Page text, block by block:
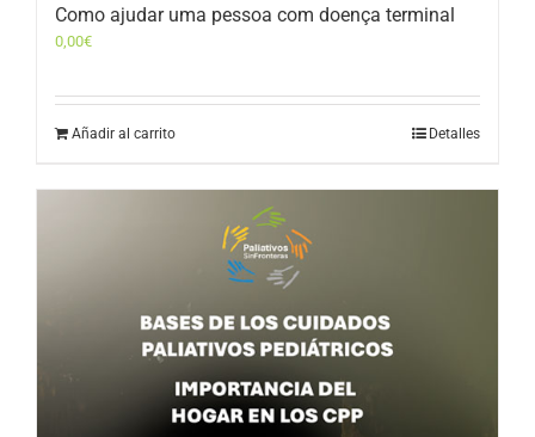
Como ajudar uma pessoa com doença terminal
0,00€
Añadir al carrito Detalles